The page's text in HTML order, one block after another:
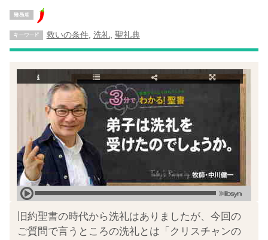
救いの条件, 洗礼, 聖礼典
旧約聖書の時代から洗礼はありましたが、今回の
ご質問で言うところの洗礼とは「クリスチャンの